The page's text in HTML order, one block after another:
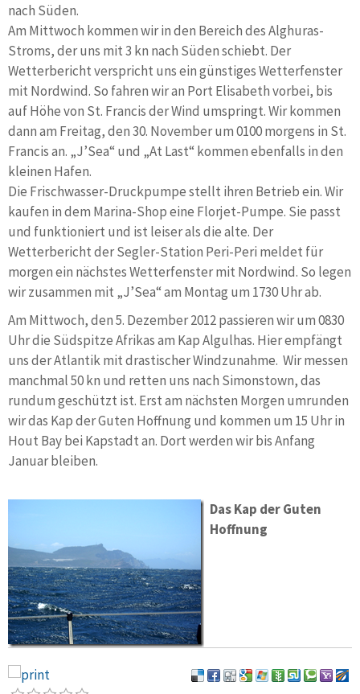
nach Süden.
Am Mittwoch kommen wir in den Bereich des Alghuras-
Stroms, der uns mit 3 kn nach Süden schiebt. Der
Wetterbericht verspricht uns ein günstiges Wetterfenster
mit Nordwind. So fahren wir an Port Elisabeth vorbei, bis
auf Höhe von St. Francis der Wind umspringt. Wir kommen
dann am Freitag, den 30. November um 0100 morgens in St.
Francis an. „J’Sea“ und „At Last“ kommen ebenfalls in den
kleinen Hafen.
Die Frischwasser-Druckpumpe stellt ihren Betrieb ein. Wir
kaufen in dem Marina-Shop eine Florjet-Pumpe. Sie passt
und funktioniert und ist leiser als die alte. Der
Wetterbericht der Segler-Station Peri-Peri meldet für
morgen ein nächstes Wetterfenster mit Nordwind. So legen
wir zusammen mit „J’Sea“ am Montag um 1730 Uhr ab.
Am Mittwoch, den 5. Dezember 2012 passieren wir um 0830
Uhr die Südspitze Afrikas am Kap Algulhas. Hier empfängt
uns der Atlantik mit drastischer Windzunahme. Wir messen
manchmal 50 kn und retten uns nach Simonstown, das
rundum geschützt ist. Erst am nächsten Morgen umrunden
wir das Kap der Guten Hoffnung und kommen um 15 Uhr in
Hout Bay bei Kapstadt an. Dort werden wir bis Anfang
Januar bleiben.
Das Kap der Guten
Hoffnung